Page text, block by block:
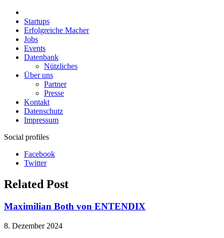
Startups
Erfolgreiche Macher
Jobs
Events
Datenbank
Nützliches
Über uns
Partner
Presse
Kontakt
Datenschutz
Impressum
Social profiles
Facebook
Twitter
Related Post
Maximilian Both von ENTENDIX
8. Dezember 2024